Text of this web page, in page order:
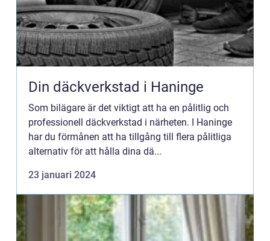
Din däckverkstad i Haninge
Som bilägare är det viktigt att ha en pålitlig och
professionell däckverkstad i närheten. I Haninge
har du förmånen att ha tillgång till flera pålitliga
alternativ för att hålla dina dä...
23 januari 2024